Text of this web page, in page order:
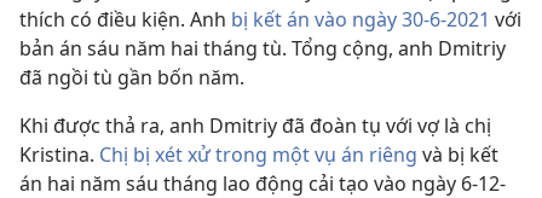
thích có điều kiện. Anh bị kết án vào ngày 30-6-2021 với
bản án sáu năm hai tháng tù. Tổng cộng, anh Dmitriy
đã ngồi tù gần bốn năm.
Khi được thả ra, anh Dmitriy đã đoàn tụ với vợ là chị
Kristina. Chị bị xét xử trong một vụ án riêng và bị kết
án hai năm sáu tháng lao động cải tạo vào ngày 6-12-